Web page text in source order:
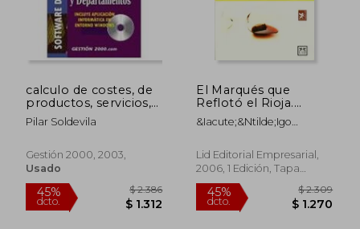
45%
dcto.
$ 1.814 45%
dcto.
calculo de costes, de
productos, servicios,
clientes y departame
Pilar Soldevila
Gestión 2000, 2003,
Usado
El Marqués que
Reflotó el Rioja.
(Historia Empresarial)
&Iacute;&Ntilde;Igo
Inchaurraga
Lid Editorial Empresarial,
2006, 1 Edición, Tapa
Blanda,Usado